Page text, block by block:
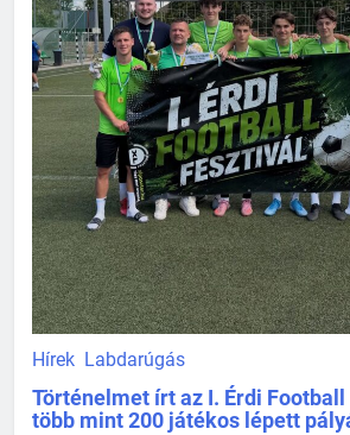
Hírek Labdarúgás
Történelmet írt az I. Érdi
több mint 200 játékos lépett